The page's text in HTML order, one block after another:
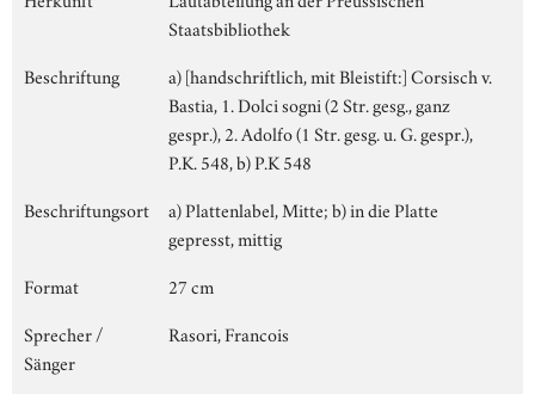
Staatsbibliothek
Beschriftung
a) [handschriftlich, mit Bleistift:] Corsisch v.
Bastia, 1. Dolci sogni (2 Str. gesg., ganz
gespr.), 2. Adolfo (1 Str. gesg. u. G. gespr.),
P.K. 548, b) P.K 548
Beschriftungsort
a) Plattenlabel, Mitte; b) in die Platte
gepresst, mittig
Format
27 cm
Sprecher /
Sänger
Rasori, Francois